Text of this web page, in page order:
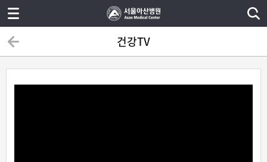
건강TV